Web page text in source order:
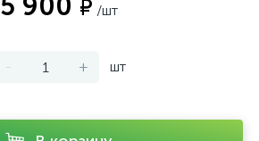
₽ /шт
- + шт